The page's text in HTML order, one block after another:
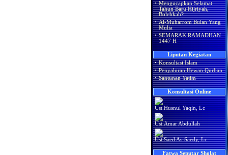
· Mengucapkan Selamat
Tahun Baru Hijriyah,
Bolehkah?
· Al-Muharrom Bulan Yang
Mulia
· SEMARAK RAMADHAN
1447 H
Liputan Kegiatan
· Konsultasi Islam
· Penyaluran Hewan Qurban
· Santunan Yatim
Konsultasi Online
Ust.Husnul Yaqin, Lc
Ust.Amar Abdullah
Ust.Saed As-Saedy, Lc
Fatwa Seputar Sholat